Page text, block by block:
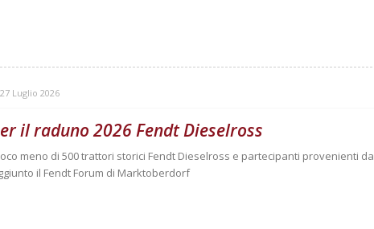
27 Luglio 2026
il raduno 2026 Fendt Dieselross
meno di 500 trattori storici Fendt Dieselross e partecipanti provenienti da
il Fendt Forum di Marktoberdorf